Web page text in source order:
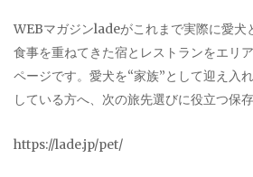
WEBマガジンladeがこれまで実際に愛犬
食事を重ねてきた宿とレストランをエリ
ページです。愛犬を“家族”として迎え入
している方へ、次の旅先選びに役立つ保
https://lade.jp/pet/